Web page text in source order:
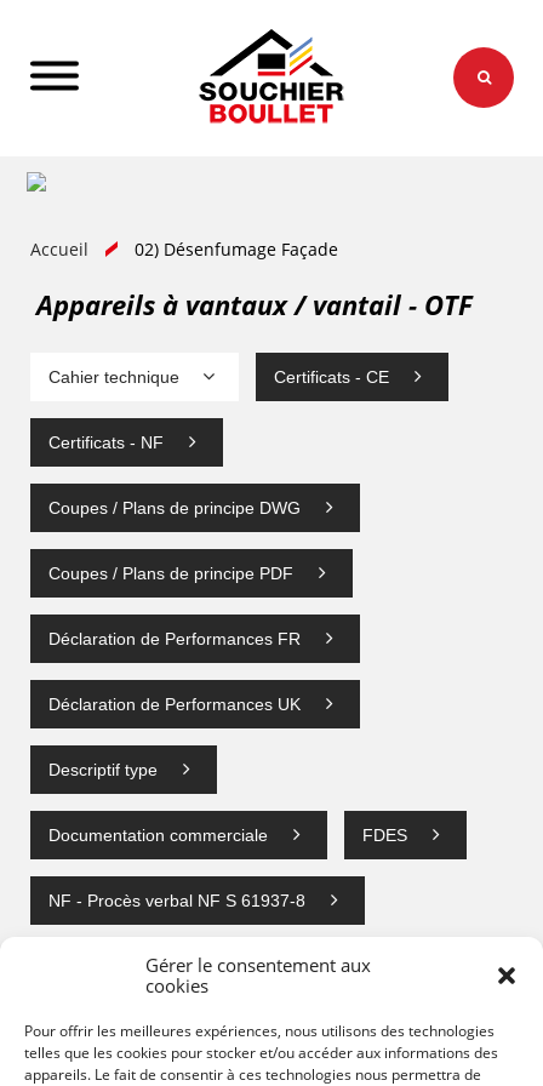
Gérer le consentement aux
cookies
Pour offrir les meilleures expériences, nous utilisons des technologies
telles que les cookies pour stocker et/ou accéder aux informations des
appareils. Le fait de consentir à ces technologies nous permettra de
Accueil 02) Désenfumage Façade
Appareils à vantaux / vantail - OTF
Cahier technique Certificats - CE
Certificats - NF
Coupes / Plans de principe DWG
Coupes / Plans de principe PDF
Déclaration de Performances FR
Déclaration de Performances UK
Descriptif type
Documentation commerciale FDES
NF - Procès verbal NF S 61937-8
Notice technique et d'entretien
PV acoustiques